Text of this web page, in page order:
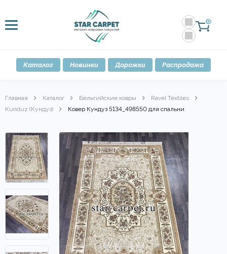
0
Каталог Новинки Дорожки Распродажа
Главная Каталог Бельгийские ковры
Ravel Textiles
Kunduz (Кундуз)
Ковер Кундуз 5134_498550 для спальни